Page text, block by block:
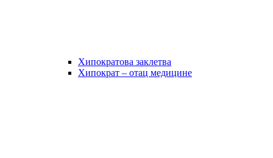
Хипократова заклетва
Хипократ – отац медицине